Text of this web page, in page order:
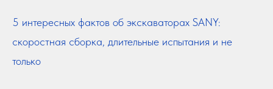
5 интересных фактов об экскаваторах SANY:
скоростная сборка, длительные испытания и не
только